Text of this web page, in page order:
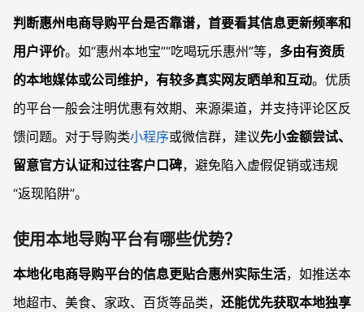
判断惠州电商导购平台是否靠谱，首要看其信息更新频率和
用户评价。如“惠州本地宝”“吃喝玩乐惠州”等， 多由有资质
的本地媒体或公司维护，有较多真实网友晒单和互动。优质
的平台一般会注明优惠有效期、来源渠道，并支持评论区反
馈问题。对于导购类小程序或微信群，建议先小金额尝试、
留意官方认证和过往客户口碑，避免陷入虚假促销或违规
“返现陷阱”。
使用本地导购平台有哪些优势？
本地化电商导购平台的信息更贴合惠州实际生活，如推送本
地超市、美食、家政、百货等品类， 还能优先获取本地独享